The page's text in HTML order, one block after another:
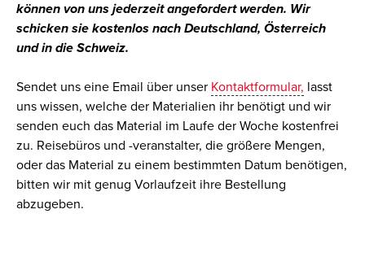
können von uns jederzeit angefordert werden. Wir
schicken sie kostenlos nach Deutschland, Österreich
und in die Schweiz.
Sendet uns eine Email über unser Kontaktformular, lasst
uns wissen, welche der Materialien ihr benötigt und wir
senden euch das Material im Laufe der Woche kostenfrei
zu. Reisebüros und -veranstalter, die größere Mengen,
oder das Material zu einem bestimmten Datum benötigen,
bitten wir mit genug Vorlaufzeit ihre Bestellung
abzugeben.